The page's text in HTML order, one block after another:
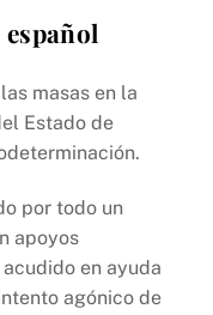
masas en la
Estado de
por todo un
apoyos
en ayuda
agónico de